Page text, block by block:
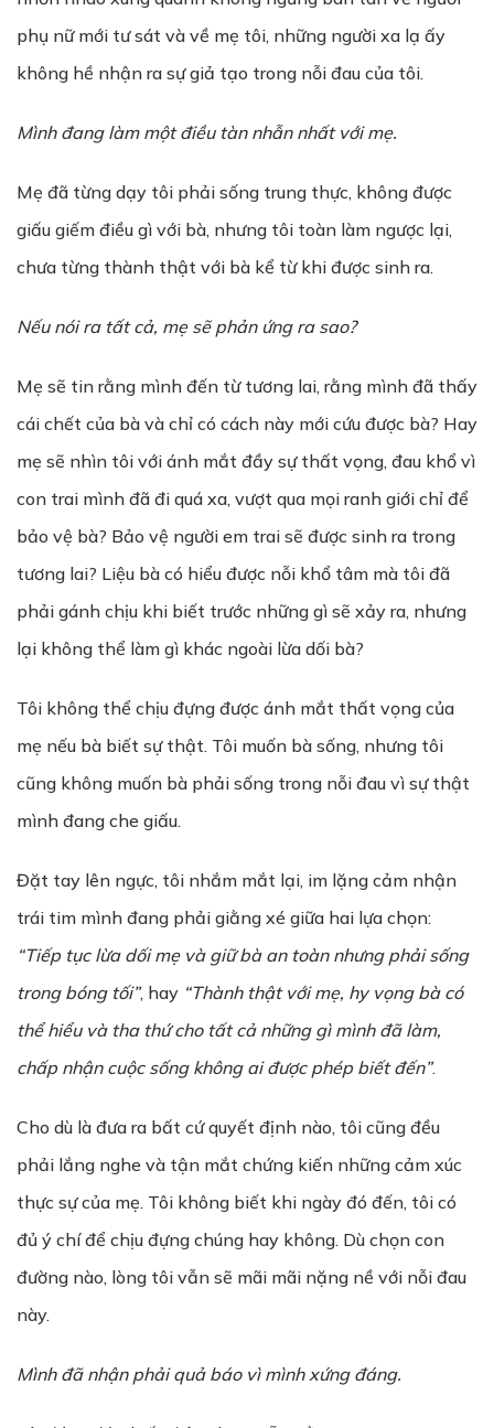
phụ nữ mới tư sát và về mẹ tôi, những người xa lạ ấy
không hề nhận ra sự giả tạo trong nỗi đau của tôi.
Mình đang làm một điều tàn nhẫn nhất với mẹ.
Mẹ đã từng dạy tôi phải sống trung thực, không được
giấu giếm điều gì với bà, nhưng tôi toàn làm ngược lại,
chưa từng thành thật với bà kể từ khi được sinh ra.
Nếu nói ra tất cả, mẹ sẽ phản ứng ra sao?
Mẹ sẽ tin rằng mình đến từ tương lai, rằng mình đã thấy
cái chết của bà và chỉ có cách này mới cứu được bà? Hay
mẹ sẽ nhìn tôi với ánh mắt đầy sự thất vọng, đau khổ vì
con trai mình đã đi quá xa, vượt qua mọi ranh giới chỉ để
bảo vệ bà? Bảo vệ người em trai sẽ được sinh ra trong
tương lai? Liệu bà có hiểu được nỗi khổ tâm mà tôi đã
phải gánh chịu khi biết trước những gì sẽ xảy ra, nhưng
lại không thể làm gì khác ngoài lừa dối bà?
Tôi không thể chịu đựng được ánh mắt thất vọng của
mẹ nếu bà biết sự thật. Tôi muốn bà sống, nhưng tôi
cũng không muốn bà phải sống trong nỗi đau vì sự thật
mình đang che giấu.
Đặt tay lên ngực, tôi nhắm mắt lại, im lặng cảm nhận
trái tim mình đang phải giằng xé giữa hai lựa chọn:
“Tiếp tục lừa dối mẹ và giữ bà an toàn nhưng phải sống
trong bóng tối”, hay “Thành thật với mẹ, hy vọng bà có
thể hiểu và tha thứ cho tất cả những gì mình đã làm,
chấp nhận cuộc sống không ai được phép biết đến”.
Cho dù là đưa ra bất cứ quyết định nào, tôi cũng đều
phải lắng nghe và tận mắt chứng kiến những cảm xúc
thực sự của mẹ. Tôi không biết khi ngày đó đến, tôi có
đủ ý chí để chịu đựng chúng hay không. Dù chọn con
đường nào, lòng tôi vẫn sẽ mãi mãi nặng nề với nỗi đau
này.
Mình đã nhận phải quả báo vì mình xứng đáng.